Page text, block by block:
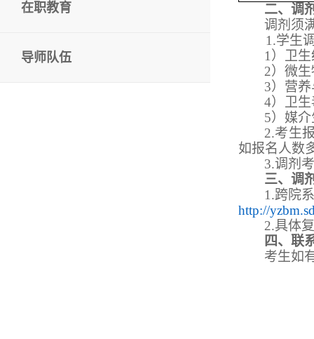
在职教育
导师队伍
二、调
调剂须
1.学生
1 ）卫
2）微
3）营
4）卫
5）媒
2.考生
如报名人数
3.调剂
三、调
1.跨院
http://
2.具体
四、联
考生如